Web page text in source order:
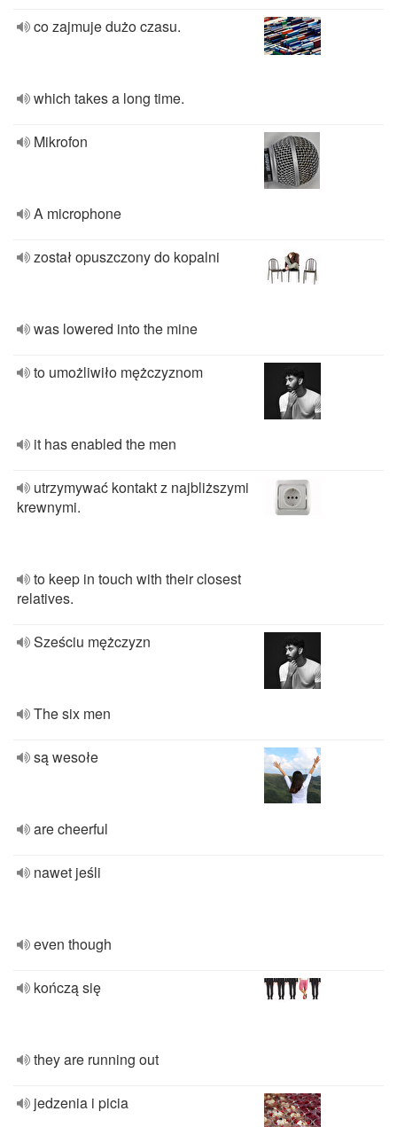
co zajmuje dużo czasu.
which takes a long time.
Mikrofon
A microphone
został opuszczony do kopalni
was lowered into the mine
to umożliwiło mężczyznom
it has enabled the men
utrzymywać kontakt z najbliższymi
krewnymi.
to keep in touch with their closest
relatives.
Sześciu mężczyzn
The six men
są wesołe
are cheerful
nawet jeśli
even though
kończą się
they are running out
jedzenia i picia